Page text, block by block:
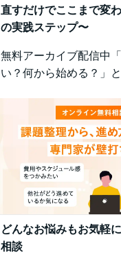
直すだけでここまで変
の実践ステップ〜
無料アーカイブ配信中
い？何から始める？」
視点の改善ポイントで
差に悩む方にもおすす
です。
どんなお悩みもお気軽
相談